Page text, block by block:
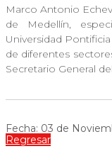
Marco Antonio
de Medellín,
Universidad
de diferentes
Secretario General
Fecha: 03 de
Regresar